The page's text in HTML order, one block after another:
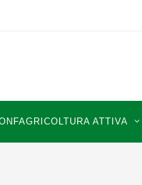
ATTIVA